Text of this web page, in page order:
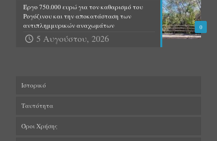
0
Έργο 750.000 ευρώ για τον καθαρισμό του
Ρογόζινου και την αποκατάσταση των
αντιπλημμυρικών αναχωμάτων
5 Αυγούστου, 2026
Ιστορικό
Ταυτότητα
Όροι Χρήσης